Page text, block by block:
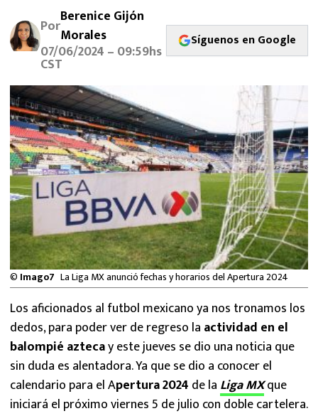
FUTBOL INTERNACIONAL
MEXICANOS EN EL EXTRANJERO
FUTBOL ESTUFA
FÓRMULA 1
BOXEO
LIGA MX
NFL
PorBerenice Gijón
Morales
07/06/2024 – 09:59hs
CST
Síguenos en Google
© Imago7 La Liga MX anunció fechas y horarios del Apertura 2024
Los aficionados al futbol mexicano ya nos tronamos los
dedos, para poder ver de regreso la actividad en el
balompié aztecay este jueves se dio una noticia que
sin duda es alentadora. Ya que se dio a conocer el
calendario para el Apertura 2024 de la Liga MXque
iniciará el próximo viernes 5 de julio con doble cartelera.